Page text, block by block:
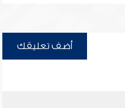
أضف تعليقك